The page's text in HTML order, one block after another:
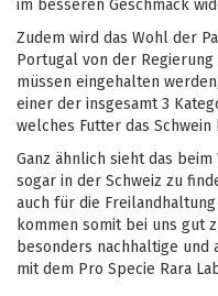
im besseren Geschmack
Zudem wird das Wohl der
Portugal von der
müssen eingehalten
einer der insgesamt 3
welches Futter das
Ganz ähnlich sieht das
sogar in der Schweiz zu
auch für die
kommen somit bei uns gut
besonders nachhaltige
mit dem Pro Specie Rara